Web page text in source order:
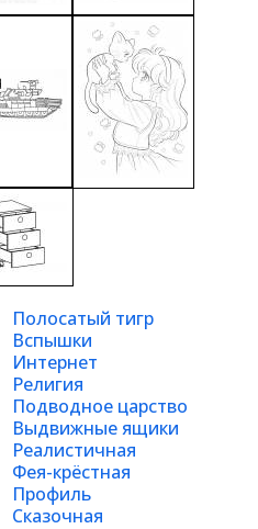
Полосатый тигр
Вспышки
Интернет
Религия
Подводное царство
Выдвижные ящики
Реалистичная
Фея-крёстная
Профиль
Сказочная